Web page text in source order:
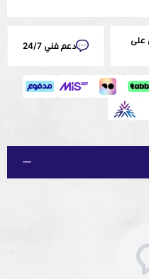
فنجان قهوة عبر متجر بياك. ☕
على
دعم فني 24/7